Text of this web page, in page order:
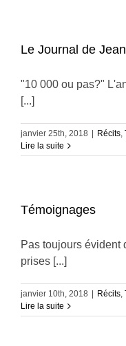
Le Journal de
"10 000 ou pas?"
[...]
janvier 25th, 2018 Récits,
Lire la suite
Témoignages
Pas toujours évident
prises [...]
janvier 10th, 2018 Récits,
Lire la suite